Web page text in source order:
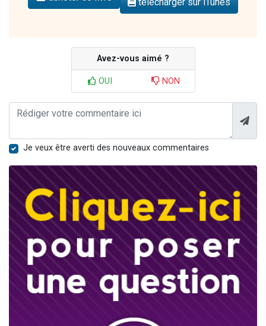
télécharger sur iTunes
Avez-vous aimé ?
OUI NON
Je veux être averti des nouveaux commentaires